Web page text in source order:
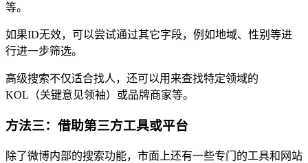
等。
如果ID无效，可以尝试通过其它字段，例如地域、性别等进
行进一步筛选。
高级搜索不仅适合找人，还可以用来查找特定领域的
KOL（关键意见领袖）或品牌商家等。
方法三：借助第三方工具或平台
除了微博内部的搜索功能，市面上还有一些专门的工具和网站